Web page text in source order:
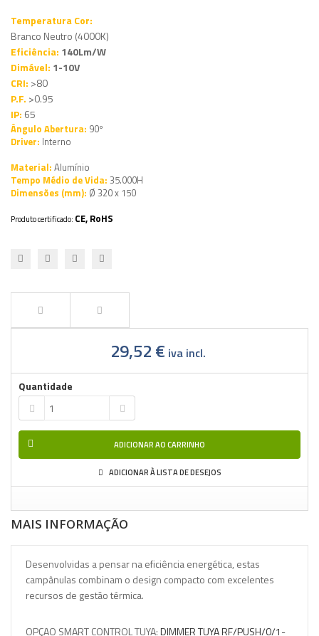
Temperatura Cor:
Branco Neutro (4000K)
Eficiência: 140Lm/W
Dimável: 1-10V
CRI: >80
P.F. >0.95
IP: 65
Ângulo Abertura: 90º
Driver: Interno
Material: Alumínio
Tempo Médio de Vida: 35.000H
Dimensões (mm): Ø 320 x 150
Produto certificado: CE, RoHS
29,52 € iva incl.
Quantidade
ADICIONAR AO CARRINHO
ADICIONAR À LISTA DE DESEJOS
MAIS INFORMAÇÃO
Desenvolvidas a pensar na eficiência energética, estas
campânulas combinam o design compacto com excelentes
recursos de gestão térmica.
OPÇAO SMART CONTROL TUYA:DIMMER TUYA RF/PUSH/0/1-